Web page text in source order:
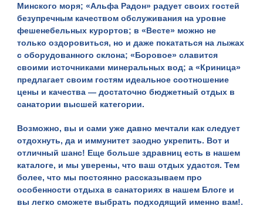
Минского моря; «Альфа Радон» радует своих гостей
безупречным качеством обслуживания на уровне
фешенебельных курортов; в «Весте» можно не
только оздоровиться, но и даже покататься на лыжах
с оборудованного склона; «Боровое» славится
своими источниками минеральных вод; а «Криница»
предлагает своим гостям идеальное соотношение
цены и качества — достаточно бюджетный отдых в
санатории высшей категории.
Возможно, вы и сами уже давно мечтали как следует
отдохнуть, да и иммунитет заодно укрепить. Вот и
отличный шанс! Еще большездравниц есть в нашем
каталоге, и мы уверены, что ваш отдых удастся. Тем
более, что мы постоянно рассказываем про
особенности отдыха в санаториях в нашем Блоге и
вы легко сможете выбрать подходящий именно вам!.